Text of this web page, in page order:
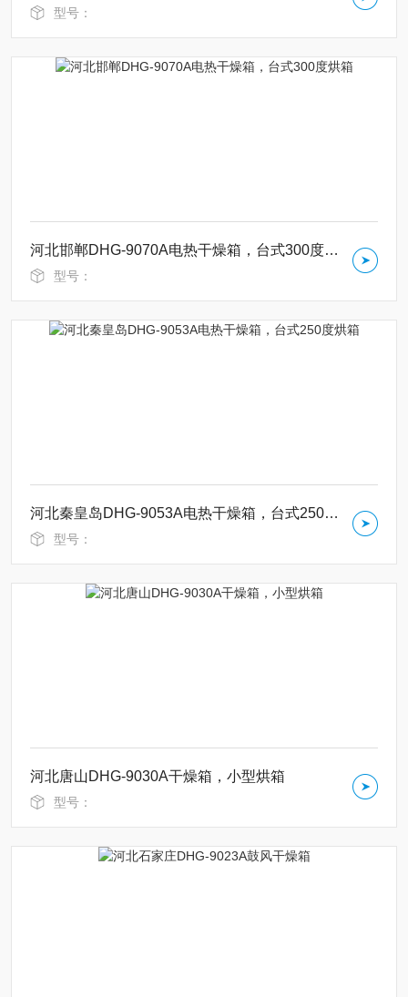
型号：
河北邯郸DHG-9070A电热干燥箱，台式300度烘箱
型号：
河北秦皇岛DHG-9053A电热干燥箱，台式250度烘箱
型号：
河北唐山DHG-9030A干燥箱，小型烘箱
型号：